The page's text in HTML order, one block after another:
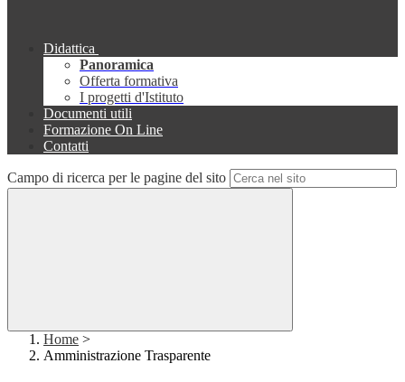
Didattica
Panoramica
Offerta formativa
I progetti d'Istituto
Documenti utili
Formazione On Line
Contatti
Campo di ricerca per le pagine del sito
Home >
Amministrazione Trasparente